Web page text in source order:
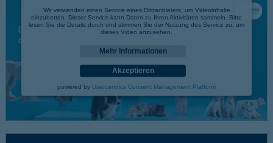
Wir verwenden einen Service eines Drittanbieters, um Videoinhalte
einzubetten. Dieser Service kann Daten zu Ihren Aktivitäten sammeln. Bitte
lesen Sie die Details durch und stimmen Sie der Nutzung des Service zu, um
dieses Video anzusehen.
Mehr Informationen
Akzeptieren
powered by Usercentrics Consent Management Platform